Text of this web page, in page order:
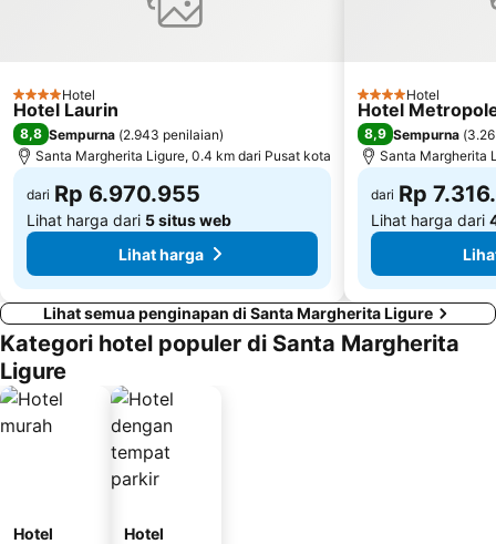
4 Bintang
Hotel
Hotel Laurin
8,8 Sempurna (2.943 penilaian)
Santa Margherita Ligure, 0.4 km dari Pusat kota
dari Rp 6.970.955
Lihat harga dari 5 situs web
Lihat harga
4 Bintang
Hotel
Hotel
8,9 Sempurna (
Santa Margherita
dari Rp
Lihat harga dari
Lihat semua penginapan di Santa Margherita Ligure
Kategori hotel populer di Santa Margherita
Ligure
Hotel
Hotel